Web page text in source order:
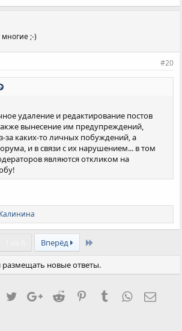
;-)
#20
удаление и редактирование постов
вынесение им предупреждений,
за каких-то личных побуждений, а
и в связи с их нарушением... в том
являются откликом на
Калинина
Вперёд Last
размещать новые ответы.
Facebook
TwitterGoogle+
Reddit PinterestTumblrWhatsApp